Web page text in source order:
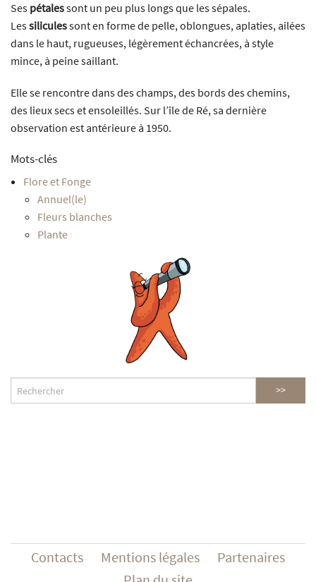
Ses pétalessont un peu plus longs que les sépales.
Lessiliculessont en forme de pelle, oblongues, aplaties, ailées
dans le haut, rugueuses, légèrement échancrées, à style
mince, à peine saillant.
Elle se rencontre dans des champs, des bords des chemins,
des lieux secs et ensoleillés. Sur l’île de Ré, sa dernière
observation est antérieure à 1950.
Mots-clés
Flore et Fonge
Annuel(le)
Fleurs blanches
Plante
Contacts Mentions légales
Partenaires